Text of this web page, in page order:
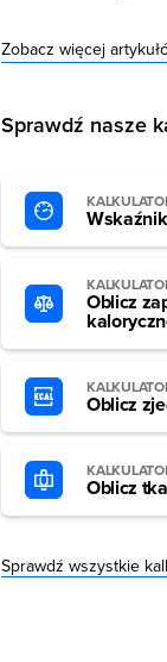
Zobacz więcej
Sprawdź nasze
Oblicz
Oblicz
Oblicz
Sprawdź wszystkie